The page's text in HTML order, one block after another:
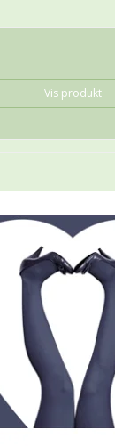
Vis produkt